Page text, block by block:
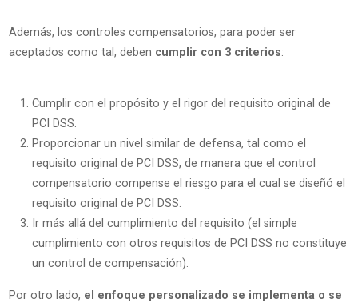
Además, los controles compensatorios, para poder ser
aceptados como tal, deben cumplir con 3 criterios:
Cumplir con el propósito y el rigor del requisito original de
PCI DSS.
Proporcionar un nivel similar de defensa, tal como el
requisito original de PCI DSS, de manera que el control
compensatorio compense el riesgo para el cual se diseñó el
requisito original de PCI DSS.
Ir más allá del cumplimiento del requisito (el simple
cumplimiento con otros requisitos de PCI DSS no constituye
un control de compensación).
Por otro lado, el enfoque personalizado se implementa o se